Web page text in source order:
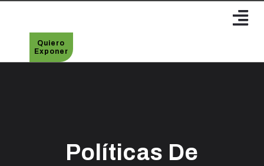
Quiero
Exponer
Políticas De